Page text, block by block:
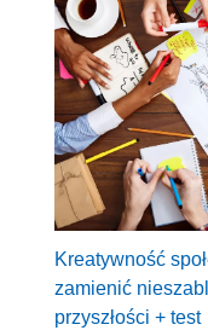
Kreatywność
zamienić
przyszłości + test